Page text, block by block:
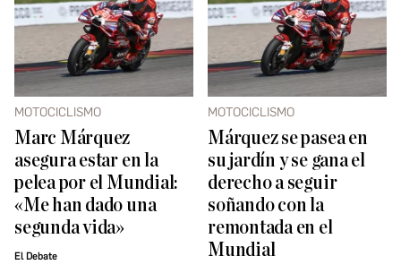
MOTOCICLISMO
Marc Márquez
asegura estar en la
pelea por el Mundial:
«Me han dado una
segunda vida»
El Debate
MOTOCICLISMO
Márquez se pasea en
su jardín y se gana el
derecho a seguir
soñando con la
remontada en el
Mundial